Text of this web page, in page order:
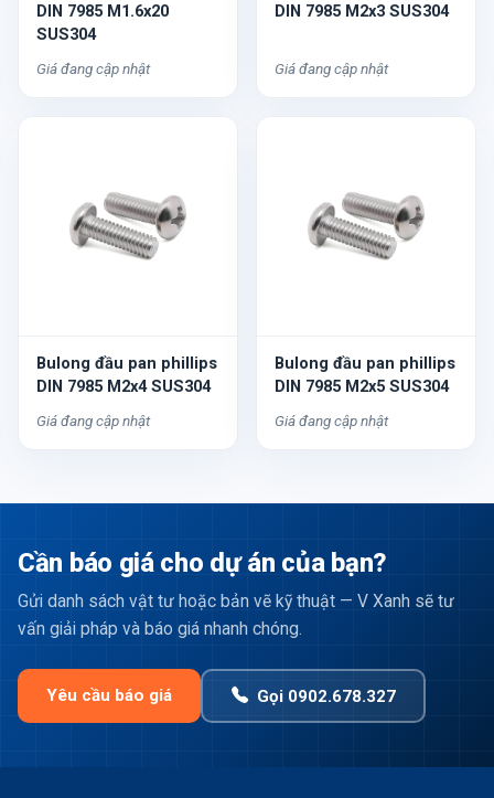
DIN 7985 M1.6x20
SUS304
Giá đang cập nhật
DIN 7985 M2x3 SUS304
Giá đang cập nhật
Bulong đầu pan phillips
DIN 7985 M2x4 SUS304
Giá đang cập nhật
Bulong đầu pan phillips
DIN 7985 M2x5 SUS304
Giá đang cập nhật
Cần báo giá cho dự án của bạn?
Gửi danh sách vật tư hoặc bản vẽ kỹ thuật — V Xanh sẽ tư
vấn giải pháp và báo giá nhanh chóng.
Yêu cầu báo giá Gọi 0902.678.327